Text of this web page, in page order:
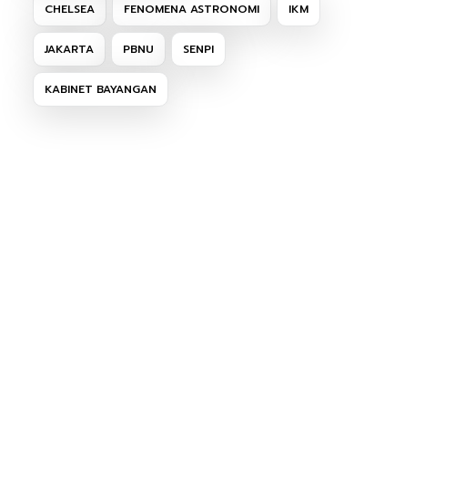
CHELSEA FENOMENA ASTRONOMI IKM
JAKARTA PBNU SENPI
KABINET BAYANGAN